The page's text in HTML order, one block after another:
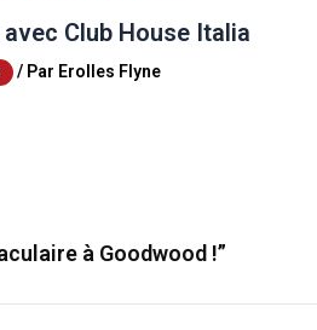
Club House Italia
/ Par Erolles Flyne
à Goodwood !”